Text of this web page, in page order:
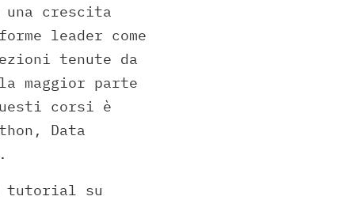
crescita
leader come
tenute da
maggior parte
corsi è
Data
tutorial su